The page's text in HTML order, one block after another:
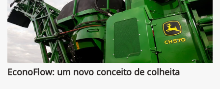
EconoFlow: um novo conceito de colheita